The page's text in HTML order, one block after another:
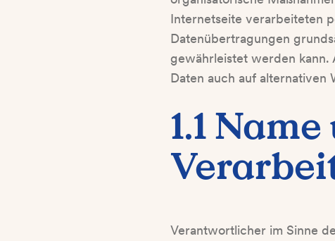
Internetseite verarbeiteten
Datenübertragungen
gewährleistet werden kann.
Daten auch auf alternativen
1.1
Verantwortlicher im Sinne